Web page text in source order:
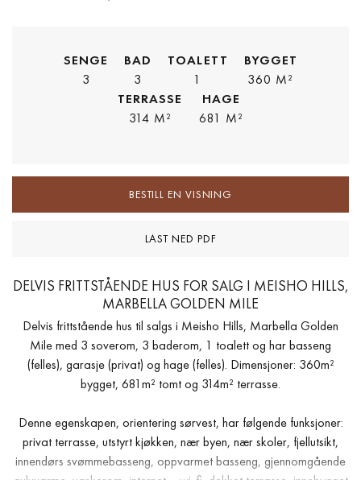
SENGE
3
BAD
3
TOALETT
1
BYGGET
360 M²
TERRASSE
314 M²
HAGE
681 M²
BESTILL EN VISNING
LAST NED PDF
DELVIS FRITTSTÅENDE HUS FOR SALG I MEISHO HILLS,
MARBELLA GOLDEN MILE
Delvis frittstående hus til salgs i Meisho Hills, Marbella Golden
Mile med 3 soverom, 3 baderom, 1 toalett og har basseng
(felles), garasje (privat) og hage (felles). Dimensjoner: 360m²
bygget, 681m² tomt og 314m² terrasse.
Denne egenskapen, orientering sørvest, har følgende funksjoner:
privat terrasse, utstyrt kjøkken, nær byen, nær skoler, fjellutsikt,
innendørs svømmebasseng, oppvarmet basseng, gjennomgående